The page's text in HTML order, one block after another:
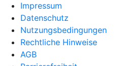
Impressum
Datenschutz
Nutzungsbedingungen
Rechtliche Hinweise
AGB